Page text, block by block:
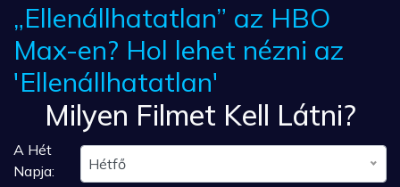
„Ellenállhatatlan” az HBO
Max-en? Hol lehet nézni az
'Ellenállhatatlan'
Milyen Filmet Kell Látni?
A Hét
Napja:
Hétfő